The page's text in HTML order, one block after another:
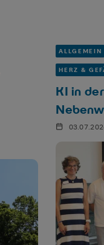
ALLGEMEIN
HERZ &
KI in